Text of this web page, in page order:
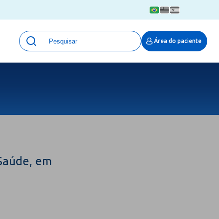
Área do paciente
Unidades
Qualidade e Segurança em saúde
em